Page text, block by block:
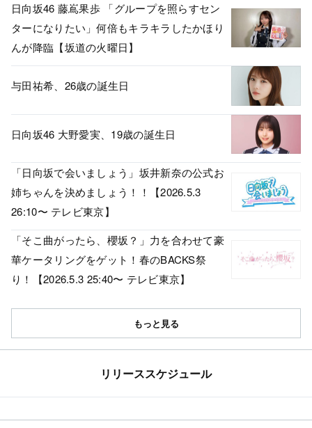
日向坂46 藤嶌果歩 「グループを照らすセン
ターになりたい」何倍もキラキラしたかほり
んが降臨【坂道の火曜日】
与田祐希、26歳の誕生日
日向坂46 大野愛実、19歳の誕生日
「日向坂で会いましょう」坂井新奈の公式お
姉ちゃんを決めましょう！！【2026.5.3
26:10〜 テレビ東京】
「そこ曲がったら、櫻坂？」力を合わせて豪
華ケータリングをゲット！春のBACKS祭
り！【2026.5.3 25:40〜 テレビ東京】
もっと見る
リリーススケジュール